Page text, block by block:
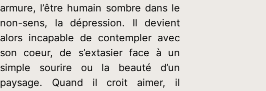
armure, l’être humain sombre dans le
non-sens, la dépression. Il devient
alors incapable de contempler avec
son coeur, de s’extasier face à un
simple sourire ou la beauté d’un
paysage. Quand il croit aimer, il